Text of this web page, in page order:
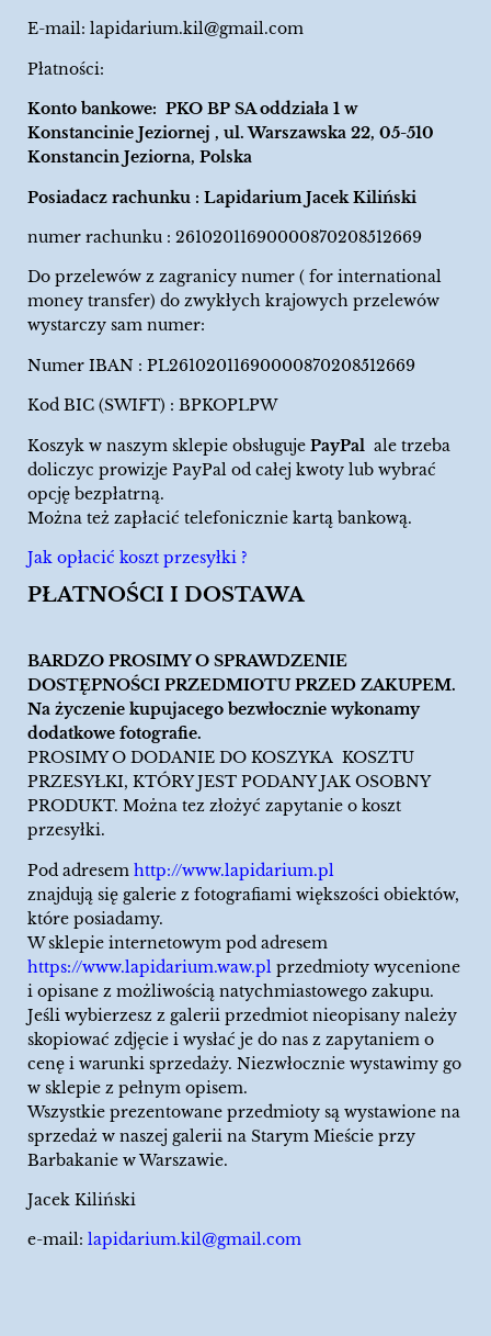
E-mail: lapidarium.kil@gmail.com
Płatności:
Konto bankowe: PKO BP SA oddziała 1 w
Konstancinie Jeziornej , ul. Warszawska 22, 05-510
Konstancin Jeziorna, Polska
Posiadacz rachunku : Lapidarium Jacek Kiliński
numer rachunku : 26102011690000870208512669
Do przelewów z zagranicy numer ( for international
money transfer) do zwykłych krajowych przelewów
wystarczy sam numer:
Numer IBAN : PL26102011690000870208512669
Kod BIC (SWIFT) : BPKOPLPW
Koszyk w naszym sklepie obsługuje PayPal ale trzeba
doliczyc prowizje PayPal od całej kwoty lub wybrać
opcję bezpłatrną.
Można też zapłacić telefonicznie kartą bankową.
Jak opłacić koszt przesyłki ?
PŁATNOŚCI I DOSTAWA
BARDZO PROSIMY O SPRAWDZENIE
DOSTĘPNOŚCI PRZEDMIOTU PRZED ZAKUPEM.
Na życzenie kupujacego bezwłocznie wykonamy
dodatkowe fotografie.
PROSIMY O DODANIE DO KOSZYKA KOSZTU
PRZESYŁKI, KTÓRY JEST PODANY JAK OSOBNY
PRODUKT. Można tez złożyć zapytanie o koszt
przesyłki.
Pod adresem http://www.lapidarium.pl
znajdują się galerie z fotografiami większości obiektów,
które posiadamy.
W sklepie internetowym pod adresem
https://www.lapidarium.waw.pl przedmioty wycenione
i opisane z możliwością natychmiastowego zakupu.
Jeśli wybierzesz z galerii przedmiot nieopisany należy
skopiować zdjęcie i wysłać je do nas z zapytaniem o
cenę i warunki sprzedaży. Niezwłocznie wystawimy go
w sklepie z pełnym opisem.
Wszystkie prezentowane przedmioty są wystawione na
sprzedaż w naszej galerii na Starym Mieście przy
Barbakanie w Warszawie.
Jacek Kiliński
e-mail: lapidarium.kil@gmail.com